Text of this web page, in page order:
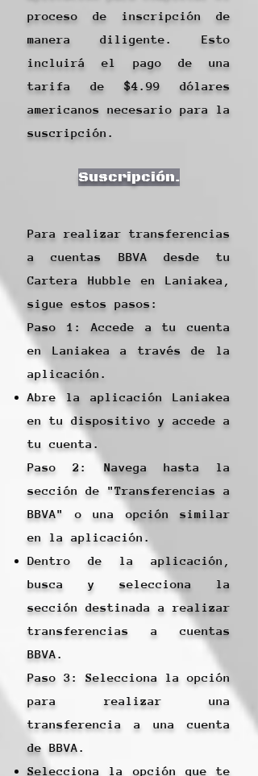
proceso de inscripción de
manera diligente. Esto
incluirá el pago de una
tarifa de $4.99 dólares
americanos necesario para la
suscripción.
Suscripción.
Para realizar transferencias
a cuentas BBVA desde tu
Cartera Hubble en Laniakea,
sigue estos pasos:
Paso 1: Accede a tu cuenta
en Laniakea a través de la
aplicación.
Abre la aplicación Laniakea
en tu dispositivo y accede a
tu cuenta.
Paso 2: Navega hasta la
sección de "Transferencias a
BBVA" o una opción similar
en la aplicación.
Dentro de la aplicación,
busca y selecciona la
sección destinada a realizar
transferencias a cuentas
BBVA.
Paso 3: Selecciona la opción
para realizar una
transferencia a una cuenta
de BBVA.
Selecciona la opción que te